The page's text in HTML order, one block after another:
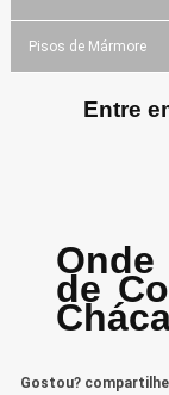
Pisos de Mármore
Entre
de
Gostou?